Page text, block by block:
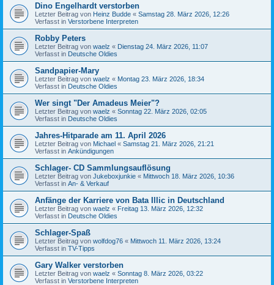
Dino Engelhardt verstorben
Letzter Beitrag von Heinz Budde « Samstag 28. März 2026, 12:26
Verfasst in Verstorbene Interpreten
Robby Peters
Letzter Beitrag von waelz « Dienstag 24. März 2026, 11:07
Verfasst in Deutsche Oldies
Sandpapier-Mary
Letzter Beitrag von waelz « Montag 23. März 2026, 18:34
Verfasst in Deutsche Oldies
Wer singt "Der Amadeus Meier"?
Letzter Beitrag von waelz « Sonntag 22. März 2026, 02:05
Verfasst in Deutsche Oldies
Jahres-Hitparade am 11. April 2026
Letzter Beitrag von Michael « Samstag 21. März 2026, 21:21
Verfasst in Ankündigungen
Schlager- CD Sammlungsauflösung
Letzter Beitrag von Jukeboxjunkie « Mittwoch 18. März 2026, 10:36
Verfasst in An- & Verkauf
Anfänge der Karriere von Bata Illic in Deutschland
Letzter Beitrag von waelz « Freitag 13. März 2026, 12:32
Verfasst in Deutsche Oldies
Schlager-Spaß
Letzter Beitrag von wolfdog76 « Mittwoch 11. März 2026, 13:24
Verfasst in TV-Tipps
Gary Walker verstorben
Letzter Beitrag von waelz « Sonntag 8. März 2026, 03:22
Verfasst in Verstorbene Interpreten